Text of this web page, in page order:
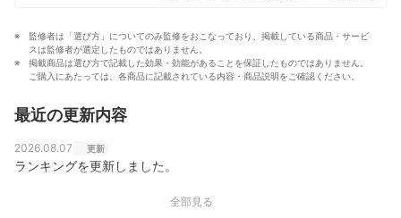
監修者は「選び方」についてのみ監修をおこなっており、掲載している商品・サービ
スは監修者が選定したものではありません。
掲載商品は選び方で記載した効果・効能があることを保証したものではありません。
ご購入にあたっては、各商品に記載されている内容・商品説明をご確認ください。
最近の更新内容
2026.08.07 更新
ランキングを更新しました。
全部見る